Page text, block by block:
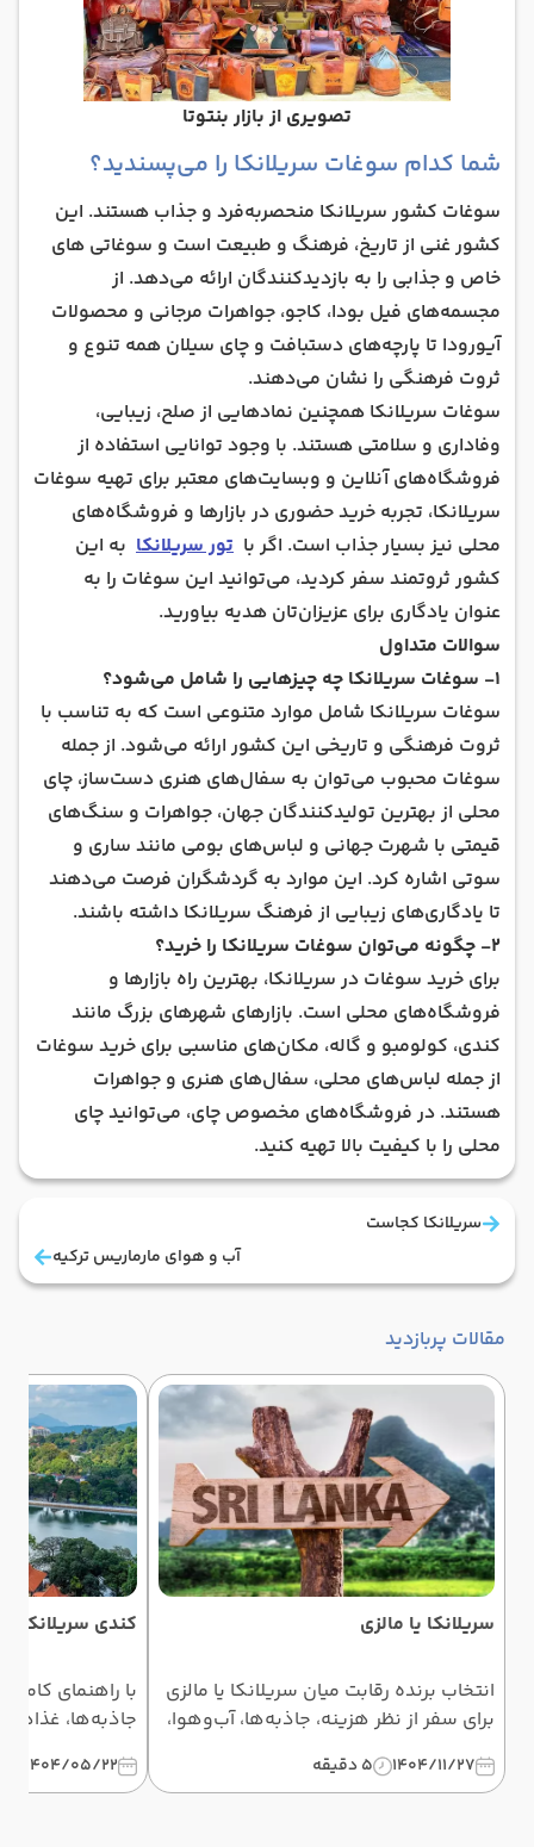
تصویری از بازار بنتوتا
شما کدام سوغات سریلانکا را می‌پسندید؟
سوغات کشور سریلانکا منحصربه‌فرد و جذاب هستند. این
کشور غنی از تاریخ، فرهنگ و طبیعت است و سوغاتی های
خاص و جذابی را به بازدیدکنندگان ارائه می‌دهد. از
مجسمه‌های فیل بودا، کاجو، جواهرات مرجانی و محصولات
آیورودا تا پارچه‌های دستبافت و چای سیلان همه تنوع و
ثروت فرهنگی را نشان می‌دهند.
سوغات سریلانکا همچنین نمادهایی از صلح، زیبایی،
وفاداری و سلامتی هستند. با وجود توانایی استفاده از
فروشگاه‌های آنلاین و وبسایت‌های معتبر برای تهیه سوغات
سریلانکا، تجربه خرید حضوری در بازارها و فروشگاه‌های
محلی نیز بسیار جذاب است. اگر با تور سریلانکا به این
کشور ثروتمند سفر کردید، می‌توانید این سوغات را به
عنوان یادگاری‌ برای عزیزان‌تان هدیه بیاورید.
سوالات متداول
۱- سوغات سریلانکا چه چیزهایی را شامل می‌شود؟
سوغات سریلانکا شامل موارد متنوعی است که به تناسب با
ثروت فرهنگی و تاریخی این کشور ارائه می‌شود. از جمله
سوغات محبوب می‌توان به سفال‌های هنری دست‌ساز، چای
محلی از بهترین تولیدکنندگان جهان، جواهرات و سنگ‌های
قیمتی با شهرت جهانی و لباس‌های بومی مانند ساری و
سوتی اشاره کرد. این موارد به گردشگران فرصت می‌دهند
تا یادگاری‌های زیبایی از فرهنگ سریلانکا داشته باشند.
۲- چگونه می‌توان سوغات سریلانکا را خرید؟
برای خرید سوغات در سریلانکا، بهترین راه بازارها و
فروشگاه‌های محلی است. بازارهای شهرهای بزرگ مانند
کندی، کولومبو و گاله، مکان‌های مناسبی برای خرید سوغات
از جمله لباس‌های محلی، سفال‌های هنری و جواهرات
هستند. در فروشگاه‌های مخصوص چای، می‌توانید چای
محلی را با کیفیت بالا تهیه کنید.
سریلانکا کجاست
آب و هوای مارماریس ترکیه
مقالات پربازدید
سریلانکا یا مالزی
انتخاب برنده رقابت میان سریلانکا یا مالزی
برای سفر از نظر هزینه، جاذبه‌ها، آب‌وهوا،
ویزا و تفریحات. کدام مقصد برای شما
مناسب‌تر است؟ مقایسه کامل برای بهترین
1404/11/27 5 دقیقه
کندی سریلانکا
با راهنمای
جاذبه‌ها، غذاها
شوید. این مقاله
خاطره‌انگیز کنید.
1404/05/22